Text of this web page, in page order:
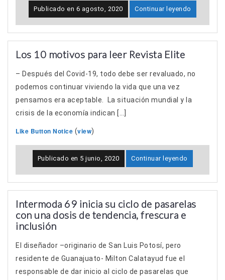
Publicado en 6 agosto, 2020 Continuar leyendo
Los 10 motivos para leer Revista Elite
– Después del Covid-19, todo debe ser revaluado, no
podemos continuar viviendo la vida que una vez
pensamos era aceptable. La situación mundial y la
crisis de la economía indican […]
Like Button Notice (view)
Publicado en 5 junio, 2020 Continuar leyendo
Intermoda 69 inicia su ciclo de pasarelas
con una dosis de tendencia, frescura e
inclusión
El diseñador –originario de San Luis Potosí, pero
residente de Guanajuato- Milton Calatayud fue el
responsable de dar inicio al ciclo de pasarelas que